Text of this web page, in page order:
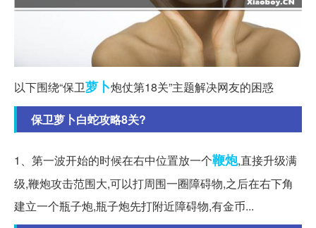
以下围绕“保卫萝卜炮仗第18关”主题解决网友的困惑
保卫萝卜白蛇攻略8关?
1、第一波开始的时候在右中位置放一个鞭炮,直接升级满
级,鞭炮攻击范围大,可以打周围一圈障碍物,之后在右下角
建立一个瓶子炮,瓶子炮先打附近障碍物,有金币...